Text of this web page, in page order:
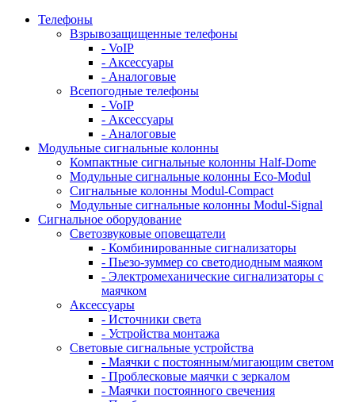
Телефоны
Взрывозащищенные телефоны
- VoIP
- Аксессуары
- Аналоговые
Всепогодные телефоны
- VoIP
- Аксессуары
- Аналоговые
Модульные сигнальные колонны
Компактные сигнальные колонны Half-Dome
Модульные сигнальные колонны Eco-Modul
Сигнальные колонны Modul-Compact
Модульные сигнальные колонны Modul-Signal
Сигнальное оборудование
Светозвуковые оповещатели
- Комбинированные сигнализаторы
- Пьезо-зуммер со светодиодным маяком
- Электромеханические сигнализаторы с
маячком
Аксессуары
- Источники света
- Устройства монтажа
Световые сигнальные устройства
- Маячки с постоянным/мигающим светом
- Проблесковые маячки с зеркалом
- Маячки постоянного свечения